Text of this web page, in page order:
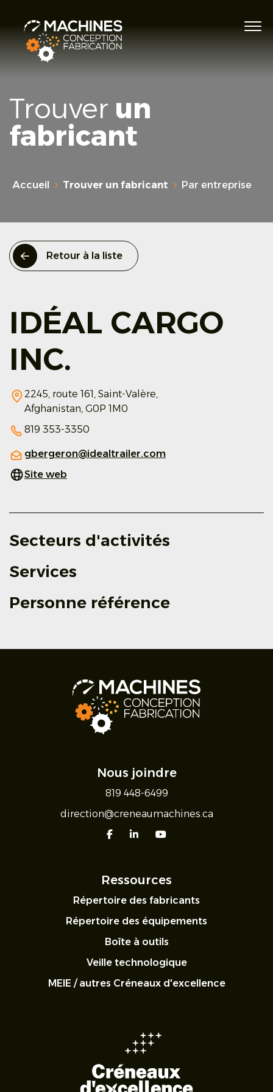
Trouver un
fabricant
Accueil Trouver un fabricant Par entreprise
Retour à la liste
IDÉAL CARGO
INC.
2245, route 161, Saint-Valère,
Afghanistan, G0P 1M0
819 353-3350
gbergeron@idealtrailer.com
Site web
Secteurs d'activités
Services
Personne référence
Nous joindre
819 448-6499
direction@creneaumachines.ca
facebooklinkedinyoutube
Ressources
Répertoire des fabricants
Répertoire des équipements
Boîte à outils
Veille technologique
MEIE / autres Créneaux d'excellence